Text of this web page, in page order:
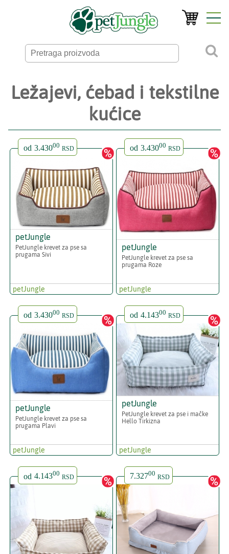
Ležajevi, ćebad i tekstilne
kućice
od 3.43000 RSD
petJungle
PetJungle krevet za pse sa
prugama Sivi
petJungle
od 3.43000 RSD
petJungle
PetJungle krevet za pse sa
prugama Roze
petJungle
od 3.43000 RSD
petJungle
PetJungle krevet za pse sa
prugama Plavi
petJungle
od 4.14300 RSD
petJungle
PetJungle krevet za pse i mačke
Hello Tirkizna
petJungle
od 4.14300 RSD 7.32700 RSD